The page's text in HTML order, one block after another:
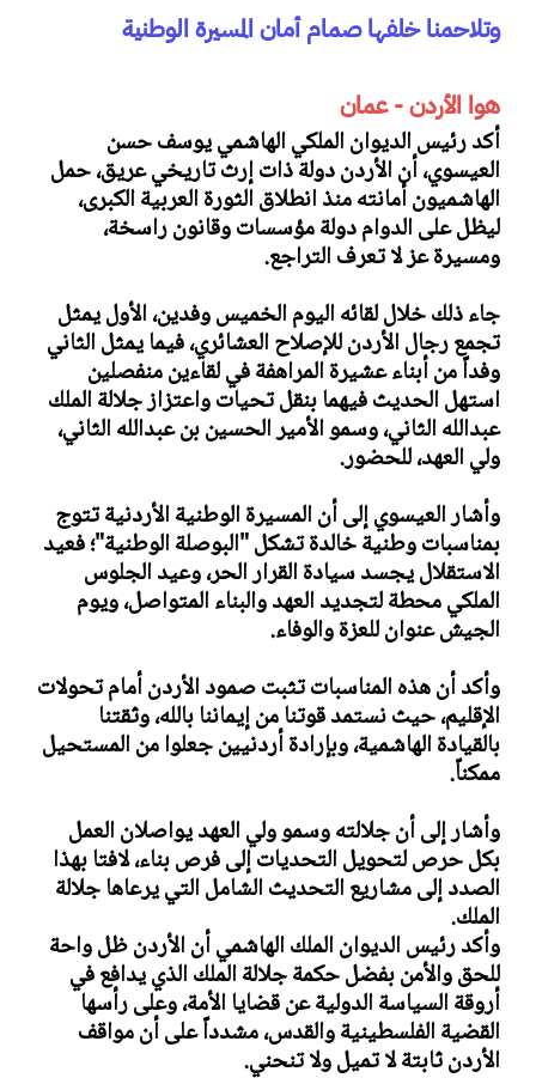
وتلاحمنا خلفها صمام أمان المسيرة الوطنية
هوا الأردن - عمان
أكد رئيس الديوان الملكي الهاشمي يوسف حسن
العيسوي، أن الأردن دولة ذات إرث تاريخي عريق، حمل
الهاشميون أمانته منذ انطلاق الثورة العربية الكبرى،
ليظل على الدوام دولة مؤسسات وقانون راسخة،
ومسيرة عز لا تعرف التراجع.
جاء ذلك خلال لقائه اليوم الخميس وفدين، الأول يمثل
تجمع رجال الأردن للإصلاح العشائري، فيما يمثل الثاني
وفداً من أبناء عشيرة المراهفة في لقاءين منفصلين
استهل الحديث فيهما بنقل تحيات واعتزاز جلالة الملك
عبدالله الثاني، وسمو الأمير الحسين بن عبدالله الثاني،
ولي العهد، للحضور.
وأشار العيسوي إلى أن المسيرة الوطنية الأردنية تتوج
بمناسبات وطنية خالدة تشكل "البوصلة الوطنية"؛ فعيد
الاستقلال يجسد سيادة القرار الحر، وعيد الجلوس
الملكي محطة لتجديد العهد والبناء المتواصل، ويوم
الجيش عنوان للعزة والوفاء.
وأكد أن هذه المناسبات تثبت صمود الأردن أمام تحولات
الإقليم، حيث نستمد قوتنا من إيماننا بالله، وثقتنا
بالقيادة الهاشمية، وبإرادة أردنيين جعلوا من المستحيل
ممكناً.
وأشار إلى أن جلالته وسمو ولي العهد يواصلان العمل
بكل حرص لتحويل التحديات إلى فرص بناء، لافتا بهذا
الصدد إلى مشاريع التحديث الشامل التي يرعاها جلالة
الملك.
وأكد رئيس الديوان الملك الهاشمي أن الأردن ظل واحة
للحق والأمن بفضل حكمة جلالة الملك الذي يدافع في
أروقة السياسة الدولية عن قضايا الأمة، وعلى رأسها
القضية الفلسطينية والقدس، مشدداً على أن مواقف
الأردن ثابتة لا تميل ولا تنحني.